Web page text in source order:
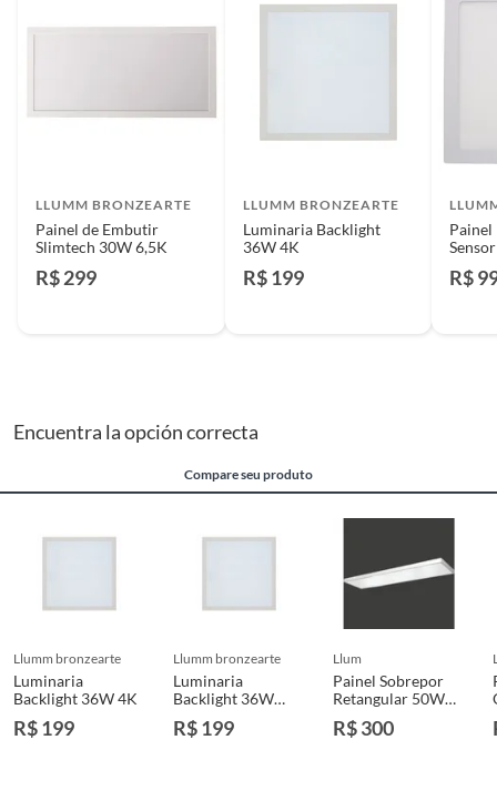
LLUMM BRONZEARTE
Painel de Embutir
Slimtech 30W 6,5K
R$ 299
LLUMM BRONZEARTE
Luminaria Backlight
36W 4K
R$ 199 R$
Encuentra la opción correcta
Compare seu produto
llumm bronzearte
Luminaria
Backlight 36W 4K
R$ 199
llumm bronzearte
Luminaria
Backlight 36W
6,5K Llumm
Bronzearte
R$ 199
llum
Painel Sobrepor
Retangular 50W
6.5K Biv
R$ 300